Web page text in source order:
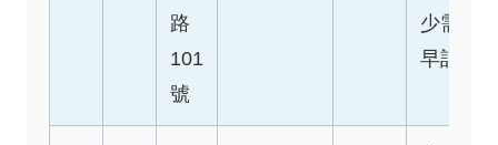
路
101
號
少需
早訂